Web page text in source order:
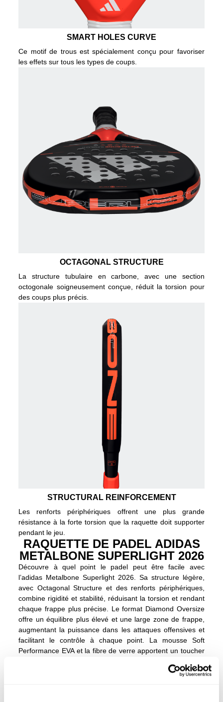
SMART HOLES CURVE
Ce motif de trous est spécialement conçu pour favoriser
les effets sur tous les types de coups.
OCTAGONAL STRUCTURE
La structure tubulaire en carbone, avec une section
octogonale soigneusement conçue, réduit la torsion pour
des coups plus précis.
STRUCTURAL REINFORCEMENT
Les renforts périphériques offrent une plus grande
résistance à la forte torsion que la raquette doit supporter
pendant le jeu.
RAQUETTE DE PADEL ADIDAS
METALBONE SUPERLIGHT 2026
Découvre à quel point le padel peut être facile avec
l’adidas Metalbone Superlight 2026. Sa structure légère,
avec Octagonal Structure et des renforts périphériques,
combine rigidité et stabilité, réduisant la torsion et rendant
chaque frappe plus précise. Le format Diamond Oversize
offre un équilibre plus élevé et une large zone de frappe,
augmentant la puissance dans les attaques offensives et
facilitant le contrôle à chaque point. La mousse Soft
Performance EVA et la fibre de verre apportent un toucher
design Smart Holes Curve aide à générer plus d’effet sur